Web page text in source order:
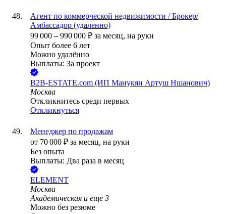
Агент по коммерческой недвижимости / Брокер/
Амбассадор (удаленно)
99 000 – 990 000 ₽ за месяц, на руки
Опыт более 6 лет
Можно удалённо
Выплаты: За проект
B2B-ESTATE.com (ИП Манукян Артуш Ншанович)
Москва
Откликнитесь среди первых
Откликнуться
Менеджер по продажам
от 70 000 ₽ за месяц, на руки
Без опыта
Выплаты: Два раза в месяц
ELEMENT
Москва
Академическая и еще 3
Можно без резюме